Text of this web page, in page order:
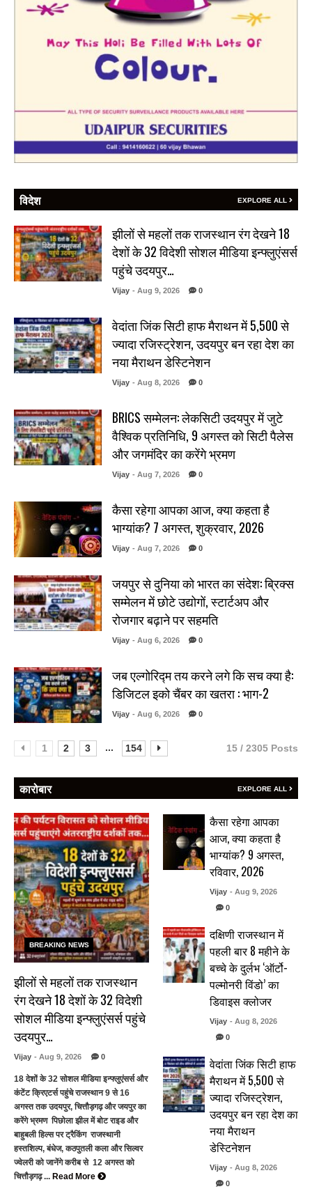
विदेश EXPLORE ALL
झीलों से महलों तक राजस्थान रंग देखने 18
देशों के 32 विदेशी सोशल मीडिया इन्फ्लुएंसर्स
पहुंचे उदयपुर…
Vijay - Aug 9, 2026 0
वेदांता जिंक सिटी हाफ मैराथन में 5,500 से
ज्यादा रजिस्ट्रेशन, उदयपुर बन रहा देश का
नया मैराथन डेस्टिनेशन
Vijay - Aug 8, 2026 0
BRICS सम्मेलन: लेकसिटी उदयपुर में जुटे
वैश्विक प्रतिनिधि, 9 अगस्त को सिटी पैलेस
और जगमंदिर का करेंगे भ्रमण
Vijay - Aug 7, 2026 0
कैसा रहेगा आपका आज, क्या कहता है
भाग्यांक? 7 अगस्त, शुक्रवार, 2026
Vijay - Aug 7, 2026 0
जयपुर से दुनिया को भारत का संदेश: ब्रिक्स
सम्मेलन में छोटे उद्योगों, स्टार्टअप और
रोजगार बढ़ाने पर सहमति
Vijay - Aug 6, 2026 0
जब एल्गोरिद्म तय करने लगे कि सच क्या है:
डिजिटल इको चैंबर का खतरा : भाग-2
Vijay - Aug 6, 2026 0
1 2 3 ... 154 15 / 2305 Posts
कारोबार EXPLORE ALL
BREAKING NEWS
झीलों से महलों तक राजस्थान
रंग देखने 18 देशों के 32 विदेशी
सोशल मीडिया इन्फ्लुएंसर्स पहुंचे
उदयपुर…
Vijay - Aug 9, 2026 0
18 देशों के 32 सोशल मीडिया इन्फ्लुएंसर्स और
कंटेंट क्रिएटर्स पहुंचे राजस्थान 9 से 16
अगस्त तक उदयपुर, चित्तौड़गढ़ और जयपुर का
करेंगे भ्रमण पिछोला झील में बोट राइड और
बाहुबली हिल्स पर ट्रैकिंग राजस्थानी
हस्तशिल्प, बंधेज, कठपुतली कला और सिल्वर
ज्वेलरी को जानेंगे करीब से 12 अगस्त को
चित्तौड़गढ़ ... Read More
कैसा रहेगा आपका
आज, क्या कहता है
भाग्यांक? 9 अगस्त,
रविवार, 2026
Vijay - Aug 9, 2026
0
दक्षिणी राजस्थान में
पहली बार 8 महीने के
बच्चे के दुर्लभ ‘ऑर्टो-
पल्मोनरी विंडो’ का
डिवाइस क्लोजर
Vijay - Aug 8, 2026
0
वेदांता जिंक सिटी हाफ
मैराथन में 5,500 से
ज्यादा रजिस्ट्रेशन,
उदयपुर बन रहा देश का
नया मैराथन
डेस्टिनेशन
Vijay - Aug 8, 2026
0